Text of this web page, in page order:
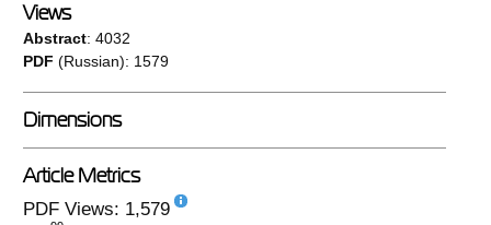
Views
Abstract: 4032
PDF (Russian): 1579
Dimensions
Article Metrics
PDF Views: 1,579